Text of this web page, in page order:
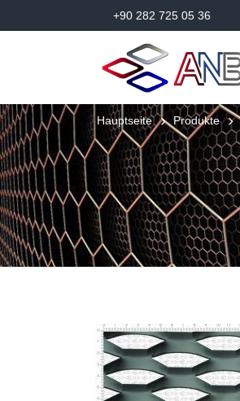
+90 282 725 05 36
Hauptseite Produkte